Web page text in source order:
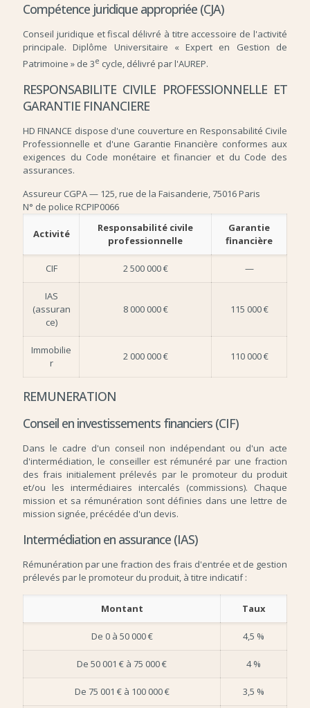
Compétence juridique appropriée (CJA)
Conseil juridique et fiscal délivré à titre accessoire de l'activité
principale. Diplôme Universitaire « Expert en Gestion de
Patrimoine » de 3e cycle, délivré par l'AUREP.
RESPONSABILITE CIVILE PROFESSIONNELLE ET
GARANTIE FINANCIERE
HD FINANCE dispose d'une couverture en Responsabilité Civile
Professionnelle et d'une Garantie Financière conformes aux
exigences du Code monétaire et financier et du Code des
assurances.
Assureur CGPA — 125, rue de la Faisanderie, 75016 Paris
N° de police RCPIP0066
Activité
Responsabilité civile
professionnelle
Garantie
financière
CIF 2 500 000 € —
IAS
(assuran
ce)
8 000 000 € 115 000 €
Immobilie
r
2 000 000 € 110 000 €
REMUNERATION
Conseil en investissements financiers (CIF)
Dans le cadre d'un conseil non indépendant ou d'un acte
d'intermédiation, le conseiller est rémunéré par une fraction
des frais initialement prélevés par le promoteur du produit
et/ou les intermédiaires intercalés (commissions). Chaque
mission et sa rémunération sont définies dans une lettre de
mission signée, précédée d'un devis.
Intermédiation en assurance (IAS)
Rémunération par une fraction des frais d'entrée et de gestion
prélevés par le promoteur du produit, à titre indicatif :
Montant Taux
De 0 à 50 000 € 4,5 %
De 50 001 € à 75 000 € 4 %
De 75 001 € à 100 000 € 3,5 %